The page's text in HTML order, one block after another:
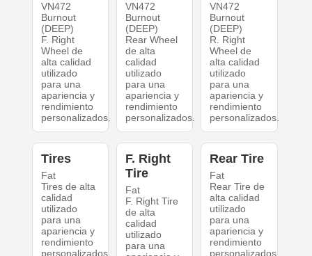
VN472
Burnout
(DEEP)
F. Right
Wheel de
alta calidad
utilizado
para una
apariencia y
rendimiento
personalizados.
VN472
Burnout
(DEEP)
Rear Wheel
de alta
calidad
utilizado
para una
apariencia y
rendimiento
personalizados.
VN472
Burnout
(DEEP)
R. Right
Wheel de
alta calidad
utilizado
para una
apariencia y
rendimiento
personalizados.
Tires
Fat
Tires de alta
calidad
utilizado
para una
apariencia y
rendimiento
personalizados.
F. Right
Tire
Fat
F. Right Tire
de alta
calidad
utilizado
para una
Rear Tire
Fat
Rear Tire de
alta calidad
utilizado
para una
apariencia y
rendimiento
personalizados.